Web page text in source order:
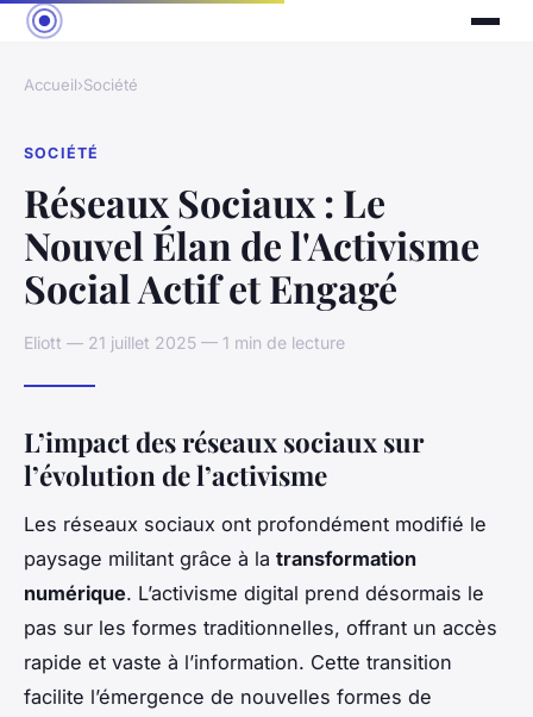
Accueil›Société
SOCIÉTÉ
Réseaux Sociaux : Le
Nouvel Élan de l'Activisme
Social Actif et Engagé
Eliott — 21 juillet 2025 — 1 min de lecture
L’impact des réseaux sociaux sur
l’évolution de l’activisme
Les réseaux sociaux ont profondément modifié le
paysage militant grâce à la transformation
numérique. L’activisme digital prend désormais le
pas sur les formes traditionnelles, offrant un accès
rapide et vaste à l’information. Cette transition
facilite l’émergence de nouvelles formes de